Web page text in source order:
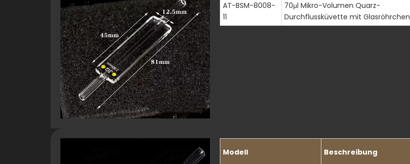
AT-BSM-8008-
11
70μl Mikro-Volumen Quarz-
Durchflussküvette mit Glasröhrchen
Modell Beschreibung